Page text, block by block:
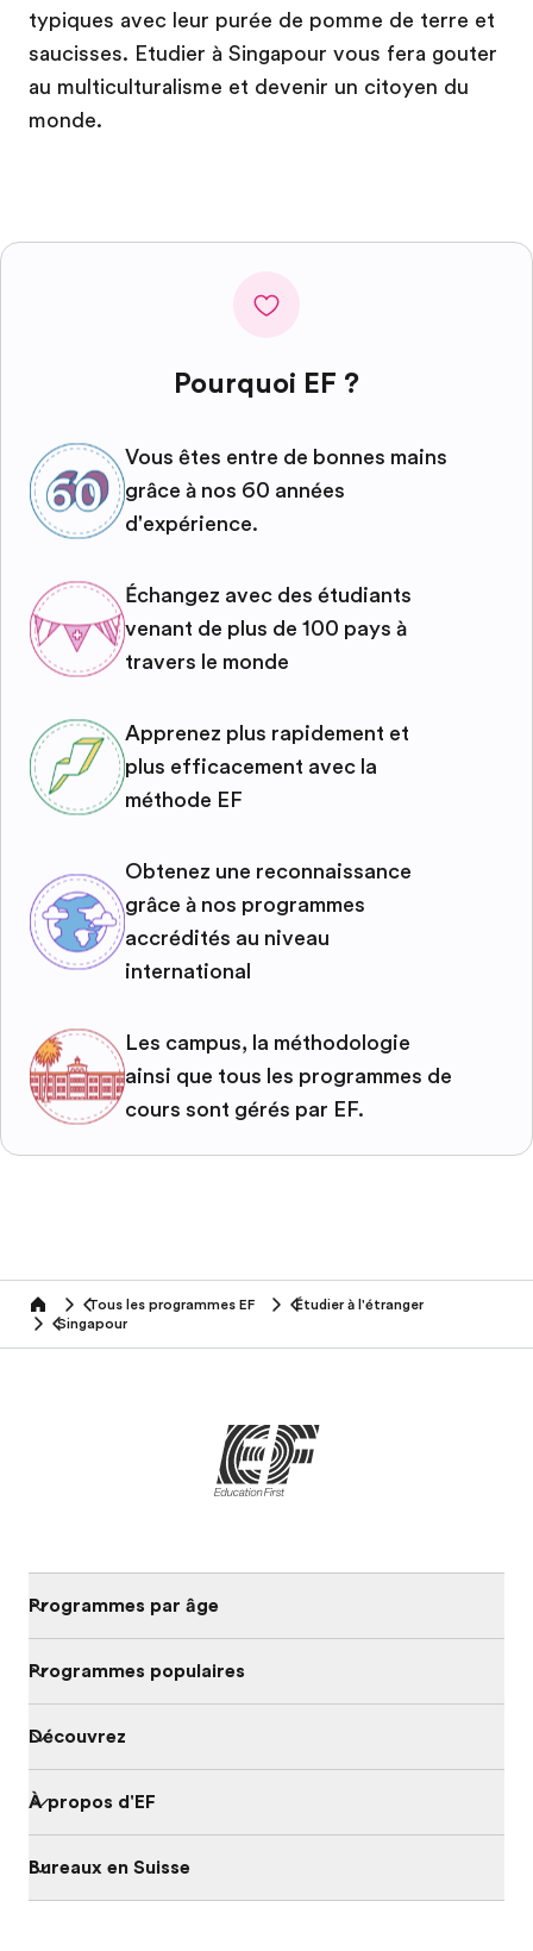
typiques avec leur purée de pomme de terre et
saucisses. Etudier à Singapour vous fera gouter
au multiculturalisme et devenir un citoyen du
monde.
Pourquoi EF ?
Vous êtes entre de bonnes mains
grâce à nos 60 années
d'expérience.
Échangez avec des étudiants
venant de plus de 100 pays à
travers le monde
Apprenez plus rapidement et
plus efficacement avec la
méthode EF
Obtenez une reconnaissance
grâce à nos programmes
accrédités au niveau
international
Les campus, la méthodologie
ainsi que tous les programmes de
cours sont gérés par EF.
home Tous les programmes EF
Étudier à l'étranger
Singapour
Programmes par âge
Programmes populaires
Découvrez
À propos d'EF
Bureaux en Suisse